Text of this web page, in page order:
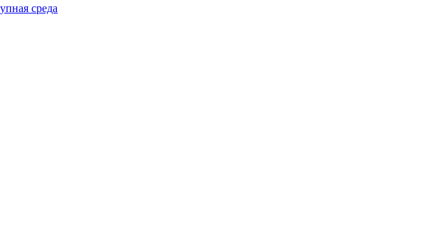
среда